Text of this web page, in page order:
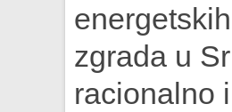
zgrada u
racionalno